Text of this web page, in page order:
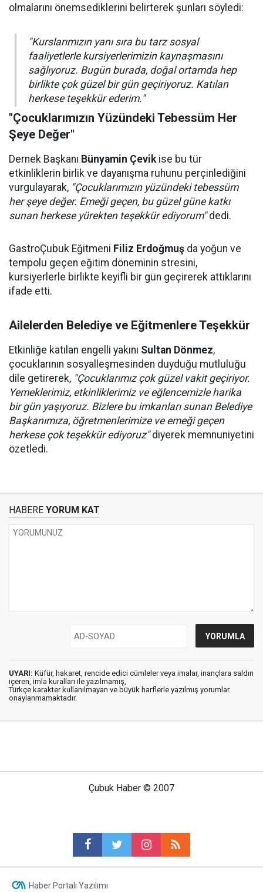
olmalarını önemsediklerini belirterek şunları söyledi:
"Kurslarımızın yanı sıra bu tarz sosyal
faaliyetlerle kursiyerlerimizin kaynaşmasını
sağlıyoruz. Bugün burada, doğal ortamda hep
birlikte çok güzel bir gün geçiriyoruz. Katılan
herkese teşekkür ederim."
"Çocuklarımızın Yüzündeki Tebessüm Her
Şeye Değer"
Dernek Başkanı Bünyamin Çevikise bu tür
etkinliklerin birlik ve dayanışma ruhunu perçinlediğini
vurgulayarak, "Çocuklarımızın yüzündeki tebessüm
her şeye değer. Emeği geçen, bu güzel güne katkı
sunan herkese yürekten teşekkür ediyorum"dedi.
GastroÇubuk Eğitmeni Filiz Erdoğmuş da yoğun ve
tempolu geçen eğitim döneminin stresini,
kursiyerlerle birlikte keyifli bir gün geçirerek attıklarını
ifade etti.
Ailelerden Belediye ve Eğitmenlere Teşekkür
Etkinliğe katılan engelli yakını Sultan Dönmez,
çocuklarının sosyalleşmesinden duyduğu mutluluğu
dile getirerek, "Çocuklarımız çok güzel vakit geçiriyor.
Yemeklerimiz, etkinliklerimiz ve eğlencemizle harika
bir gün yaşıyoruz. Bizlere bu imkanları sunan Belediye
Başkanımıza, öğretmenlerimize ve emeği geçen
herkese çok teşekkür ediyoruz"diyerek memnuniyetini
özetledi.
HABERE YORUM KAT
UYARI: Küfür, hakaret, rencide edici cümleler veya imalar, inançlara saldırı
içeren, imla kuralları ile yazılmamış,
Türkçe karakter kullanılmayan ve büyük harflerle yazılmış yorumlar
onaylanmamaktadır.
Çubuk Haber © 2007
Haber Portalı Yazılımı